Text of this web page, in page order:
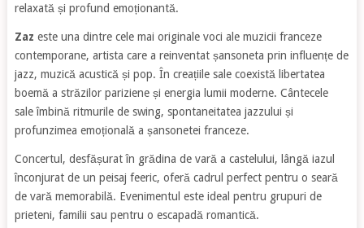
relaxată și profund emoționantă.
Zaz este una dintre cele mai originale voci ale muzicii franceze
contemporane, artista care a reinventat șansoneta prin influențe de
jazz, muzică acustică și pop. În creațiile sale coexistă libertatea
boemă a străzilor pariziene și energia lumii moderne. Cântecele
sale îmbină ritmurile de swing, spontaneitatea jazzului și
profunzimea emoțională a șansonetei franceze.
Concertul, desfășurat în grădina de vară a castelului, lângă iazul
înconjurat de un peisaj feeric, oferă cadrul perfect pentru o seară
de vară memorabilă. Evenimentul este ideal pentru grupuri de
prieteni, familii sau pentru o escapadă romantică.